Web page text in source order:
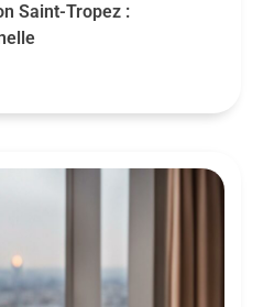
Saint-Tropez :